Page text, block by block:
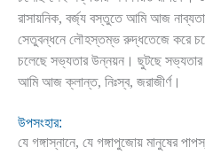
রাসায়নিক, বর্জ্য বস্তুতে আমি আজ নাব্যতা
সেতুবন্ধনে লৌহস্তম্ভ রুদ্ধতেজে করে
চলেছে সভ্যতার উন্নয়ন। ছুটছে সভ্যতার
আমি আজ ক্লান্ত, নিঃস্ব, জরাজীর্ণ।
উপসংহার:
যে গঙ্গাস্নানে, যে গঙ্গাপুজোয় মানুষের